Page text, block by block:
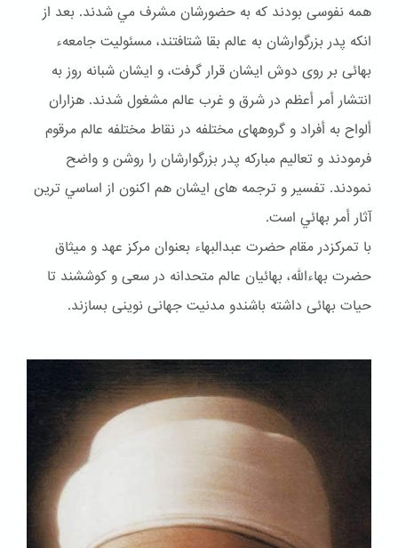
همه نفوسى بودند كه به حضورشان مشرف مي شدند. بعد از
انكه پدر بزرگوارشان به عالم بقا شتافتند، مسئوليت جامعهء
بهائى بر روى دوش ايشان قرار گرفت، و ايشان شبانه روز به
انتشار أمر أعظم در شرق و غرب عالم مشغول شدند. هزاران
ألواح به أفراد و گروههاى مختلفه در نقاط مختلفه عالم مرقوم
فرمودند و تعاليم مباركه پدر بزرگوارشان را روشن و واضح
نمودند. تفسير و ترجمه هاى ايشان هم اكنون از اساسي ترين
آثار أمر بهائي است.
با تمرکزدر مقام حضرت عبدالبهاء بعنوان مركز عهد و ميثاق
حضرت بهاءالله، بهائيان عالم متحدانه در سعى و كوششند تا
حيات بهائى داشته باشندو مدنيت جهانى نوينى بسازند.